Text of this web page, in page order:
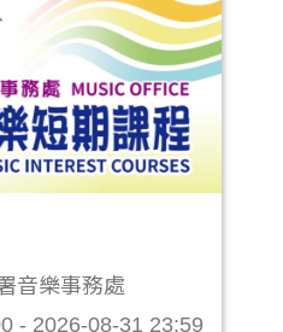
音樂事務處
- 2026-08-31 23:59